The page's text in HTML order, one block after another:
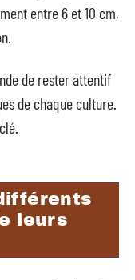
entre 6 et 10 cm,
de rester attentif
de chaque culture.
leurs